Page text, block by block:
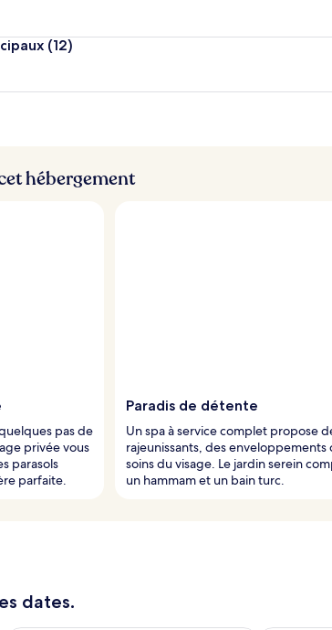
(12)
hébergement
pas de
privée vous
parasols
parfaite.
Paradis de détente
Un spa à service complet propose
rajeunissants, des enveloppements
soins du visage. Le jardin serein
un hammam et un bain turc.
dates.